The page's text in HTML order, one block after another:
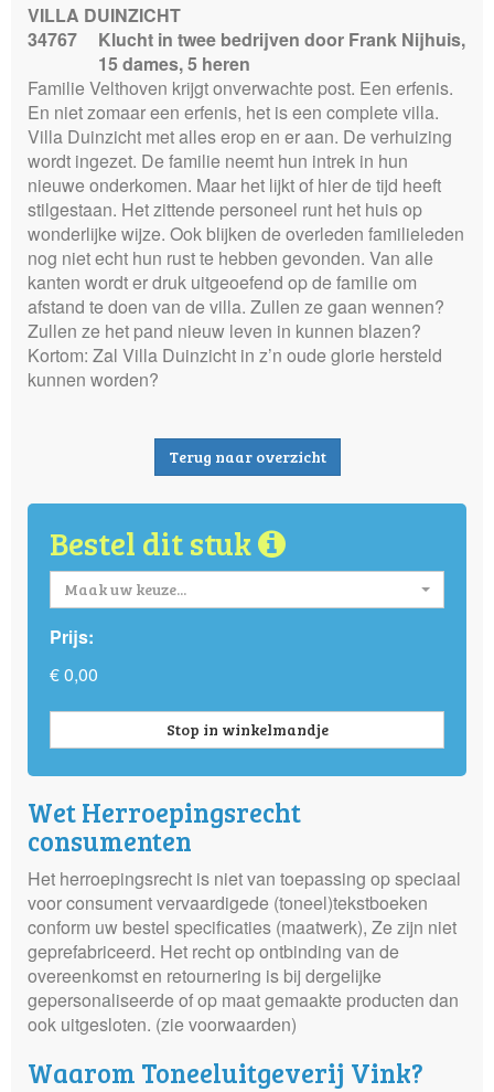
VILLA DUINZICHT
34767
Klucht in twee bedrijven door Frank Nijhuis,
15 dames, 5 heren
Familie Velthoven krijgt onverwachte post. Een erfenis.
En niet zomaar een erfenis, het is een complete villa.
Villa Duinzicht met alles erop en er aan. De verhuizing
wordt ingezet. De familie neemt hun intrek in hun
nieuwe onderkomen. Maar het lijkt of hier de tijd heeft
stilgestaan. Het zittende personeel runt het huis op
wonderlijke wijze. Ook blijken de overleden familieleden
nog niet echt hun rust te hebben gevonden. Van alle
kanten wordt er druk uitgeoefend op de familie om
afstand te doen van de villa. Zullen ze gaan wennen?
Zullen ze het pand nieuw leven in kunnen blazen?
Kortom: Zal Villa Duinzicht in z’n oude glorie hersteld
kunnen worden?
Terug naar overzicht
Bestel dit stuk
Maak uw keuze...
Prijs:
€ 0,00
Stop in winkelmandje
Wet Herroepingsrecht
consumenten
Het herroepingsrecht is niet van toepassing op speciaal
voor consument vervaardigede (toneel)tekstboeken
conform uw bestel specificaties (maatwerk), Ze zijn niet
geprefabriceerd. Het recht op ontbinding van de
overeenkomst en retournering is bij dergelijke
gepersonaliseerde of op maat gemaakte producten dan
ook uitgesloten. (zie voorwaarden)
Waarom Toneeluitgeverij Vink?